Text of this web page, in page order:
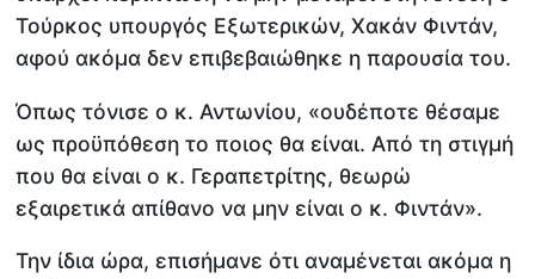
Τούρκος υπουργός Εξωτερικών, Χακάν Φιντάν,
αφού ακόμα δεν επιβεβαιώθηκε η παρουσία του.
Όπως τόνισε ο κ. Αντωνίου, «ουδέποτε θέσαμε
ως προϋπόθεση το ποιος θα είναι. Από τη στιγμή
που θα είναι ο κ. Γεραπετρίτης, θεωρώ
εξαιρετικά απίθανο να μην είναι ο κ. Φιντάν».
Την ίδια ώρα, επισήμανε ότι αναμένεται ακόμα η